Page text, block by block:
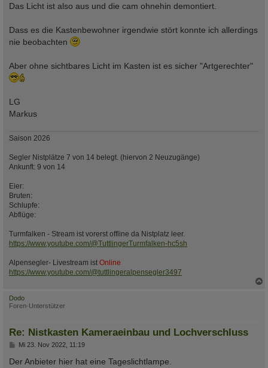
Das Licht ist also aus und die cam ohnehin demontiert.
Dass es die Kastenbewohner irgendwie stört konnte ich allerdings
nie beobachten
Aber ohne sichtbares Licht im Kasten ist es sicher "Artgerechter"
LG
Markus
Saison 2026
Segler Nistplätze 7 von 14 belegt. (hiervon 2 Neuzugänge)
Ankunft: 9 von 14
Eier:
Bruten:
Schlupfe:
Abflüge:
Turmfalken - Stream ist vorerst offline da Nistplatz leer.
https://www.youtube.com/@TuttlingerTurmfalken-hc5sh
Alpensegler- Livestream ist Online
https://www.youtube.com/@tuttlingeralpensegler3497
Dodo
Foren-Unterstützer
Re: Nistkasten Kameraeinbau und Lochverschluss
B
i
Mi 23. Nov 2022, 11:19
Der Anbieter hier hat eine Tageslichtlampe.